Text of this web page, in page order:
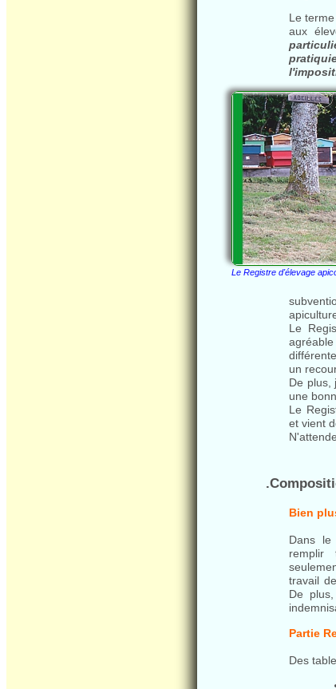
Le
aux
Le Registre d'élevage
Le
un
De plus,
une
Le
et vient
Bien
Dans le
remplir
travail
De
Partie
Des